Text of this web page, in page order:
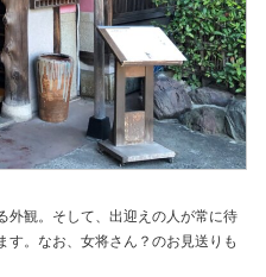
外観。そして、出迎えの人が常に待
す。なお、女将さん？のお見送りも